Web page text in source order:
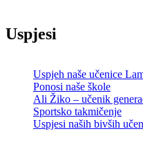
Uspjesi
Uspjeh naše učenice
Ponosi naše škole
Ali Žiko – učenik
Sportsko takmičenje
Uspjesi naših bivših